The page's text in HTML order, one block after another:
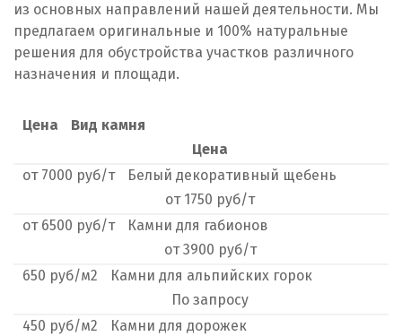
Курск
Кушва
Лангепас
Липецк
из основных направлений нашей деятельности. Мы
предлагаем оригинальные и 100% натуральные
решения для обустройства участков различного
назначения и площади.
Цена
Вид камня
Цена
от 7000 руб/т
Белый декоративный щебень
от 1750 руб/т
от 6500 руб/т
Камни для габионов
от 3900 руб/т
650 руб/м2
Камни для альпийских горок
По запросу
450 руб/м2
Камни для дорожек